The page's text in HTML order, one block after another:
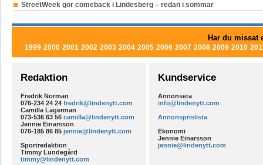
StreetWeek gör comeback i Lindesberg – redan i sommar
Har du missat
1999 2000 2001 2002 2003 2004 2005 2006 2007 2008 2009 2010
Redaktion
Fredrik Norman
076-234 24 24 fredrik@lindenytt.com
Camilla Lagerman
073-536 63 56 camilla@lindenytt.com
Jennie Einarsson
076-185 86 85 jennie@lindenytt.com
Sportredaktion
Timmy Lundegård
timmy@lindenytt.com
Kundservice
Annonsera
info@lindenytt.com
Annonsprislista
Ekonomi
Jennie Einarsson
jennie@lindenytt.com